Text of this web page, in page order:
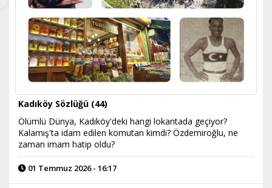
Kadıköy Sözlüğü (44)
Ölümlü Dünya, Kadıköy'deki hangi lokantada geçiyor?
Kalamış'ta idam edilen komutan kimdi? Özdemiroğlu, ne
zaman imam hatip oldu?
01 Temmuz 2026 - 16:17